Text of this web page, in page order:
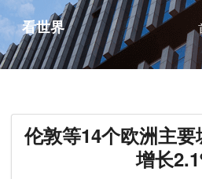
看世界
伦敦等14个欧洲主
增长